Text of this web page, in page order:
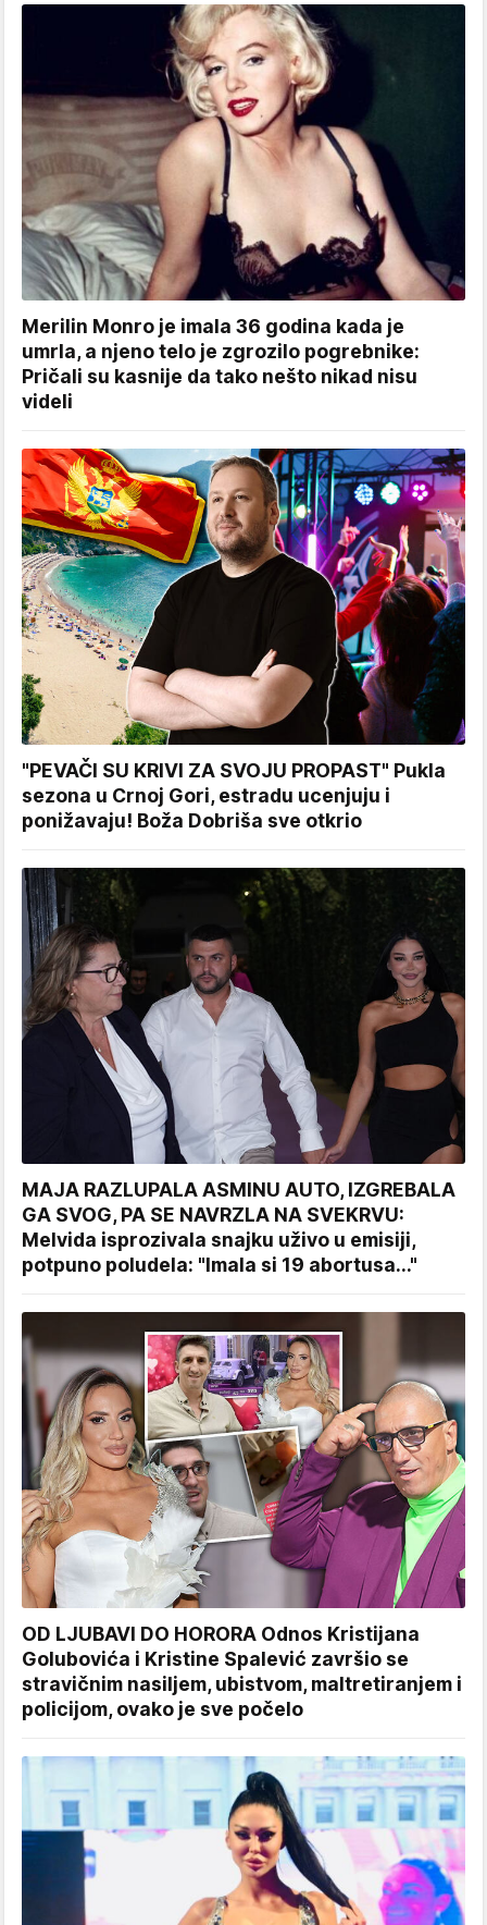
Merilin Monro je imala 36 godina kada je
umrla, a njeno telo je zgrozilo pogrebnike:
Pričali su kasnije da tako nešto nikad nisu
videli
"PEVAČI SU KRIVI ZA SVOJU PROPAST" Pukla
sezona u Crnoj Gori, estradu ucenjuju i
ponižavaju! Boža Dobriša sve otkrio
MAJA RAZLUPALA ASMINU AUTO, IZGREBALA
GA SVOG, PA SE NAVRZLA NA SVEKRVU:
Melvida isprozivala snajku uživo u emisiji,
potpuno poludela: "Imala si 19 abortusa..."
OD LJUBAVI DO HORORA Odnos Kristijana
Golubovića i Kristine Spalević završio se
stravičnim nasiljem, ubistvom, maltretiranjem i
policijom, ovako je sve počelo